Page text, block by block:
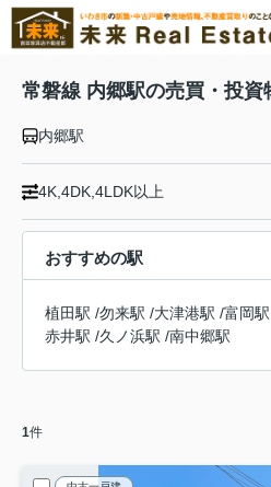
常磐線 内郷駅の売買・投資
内郷駅
4K,4DK,4LDK以上
おすすめの駅
植田駅 /勿来駅 /大津港駅 /富岡駅
赤井駅 /久ノ浜駅 /南中郷駅
1件